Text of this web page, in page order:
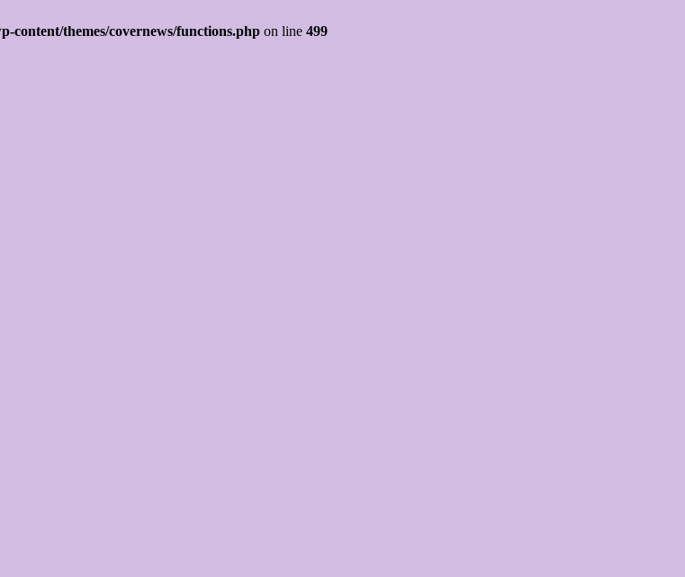
content/themes/covernews/functions.php on line 499